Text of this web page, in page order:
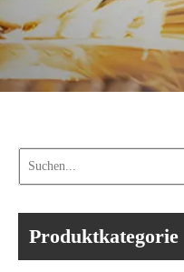
Produktkategorie